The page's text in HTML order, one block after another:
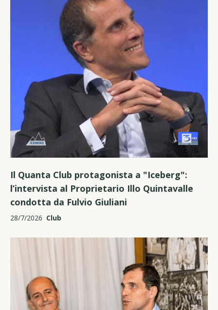
Il Quanta Club protagonista a "Iceberg":
l’intervista al Proprietario Illo Quintavalle
condotta da Fulvio Giuliani
28/7/2026 Club